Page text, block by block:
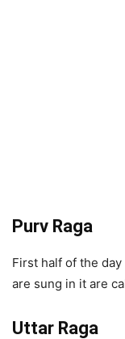
Purv Raga
First half of the
are sung in it are
Uttar Raga